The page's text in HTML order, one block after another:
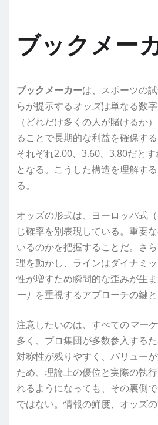
ブックメー
ブックメーカーは、スポーツの
らが提示するオッズは単なる数
（どれだけ多くの人が賭けるか
ることで長期的な利益を確保す
それぞれ2.00、3.60、3.80だと
となる。こうした構造を理解す
る。
オッズの形式は、ヨーロッパ式
じ確率を別表現している。重要
いるのかを把握することだ。さ
理を動かし、ラインはダイナミ
性が増すため瞬間的な歪みが生
ー） を重視するアプローチの鍵と
注意したいのは、すべてのマー
多く、プロ集団が多数参入する
対称性が残りやすく、バリュー
ため、理論上の優位と実際の執
れるようになっても、その裏側
ではない。情報の鮮度、オッズ